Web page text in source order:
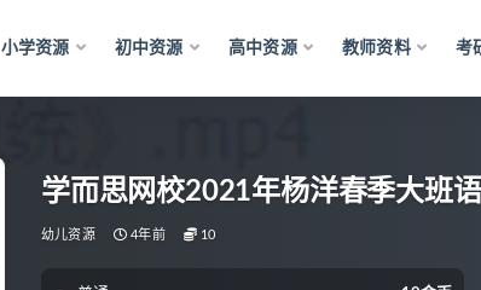
小学资源 初中资源 高中资源 教师资料 考
学而思网校2021年杨洋春季大班
幼儿资源 4年前 10